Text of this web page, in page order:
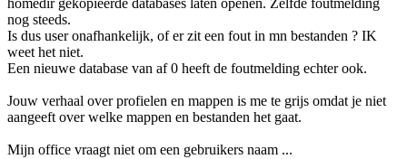
homedir gekopieerde databases laten openen. Zelfde foutmelding
nog steeds.
Is dus user onafhankelijk, of er zit een fout in mn bestanden ? IK
weet het niet.
Een nieuwe database van af 0 heeft de foutmelding echter ook.
Jouw verhaal over profielen en mappen is me te grijs omdat je niet
aangeeft over welke mappen en bestanden het gaat.
Mijn office vraagt niet om een gebruikers naam ...